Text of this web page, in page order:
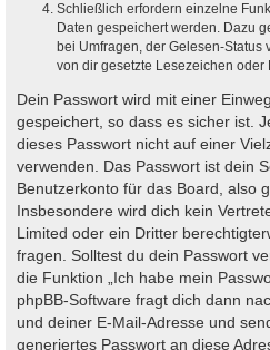
Schließlich erfordern einzelne
Daten gespeichert werden. Dazu
bei Umfragen, der Gelesen-
von dir gesetzte Lesezeichen
Dein Passwort wird mit einer
gespeichert, so dass es sicher ist.
dieses Passwort nicht auf einer
verwenden. Das Passwort ist dein
Benutzerkonto für das Board, also
Insbesondere wird dich kein
Limited oder ein Dritter
fragen. Solltest du dein Passwort
die Funktion „Ich habe mein
phpBB-Software fragt dich dann
und deiner E-Mail-Adresse und
generiertes Passwort an diese